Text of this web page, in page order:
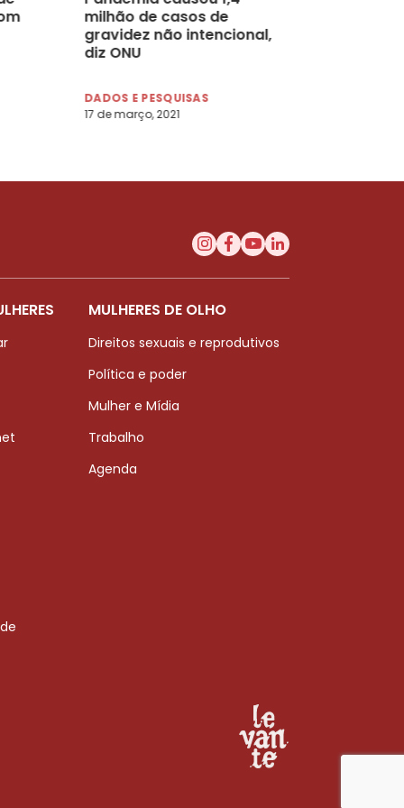
milhão de casos de
gravidez não intencional,
diz ONU
DADOS E PESQUISAS
17 de março, 2021
MULHERES DE OLHO
Direitos sexuais e reprodutivos
Política e poder
Mulher e Mídia
Trabalho
Agenda